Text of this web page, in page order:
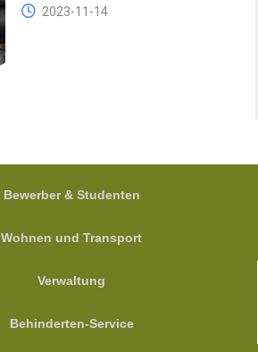
2023-11-14
FOOTER
Bewerber & Studenten
Wohnen und Transport
Verwaltung
Behinderten-Service